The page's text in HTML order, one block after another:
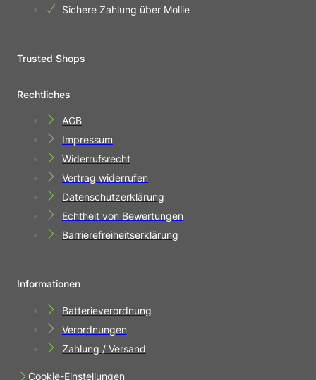
Sichere Zahlung über Mollie
Trusted Shops
Rechtliches
AGB
Impressum
Widerrufsrecht
Vertrag widerrufen
Datenschutzerklärung
Echtheit von Bewertungen
Barrierefreiheitserklärung
Informationen
Batterieverordnung
Verordnungen
Zahlung / Versand
Cookie-Einstellungen